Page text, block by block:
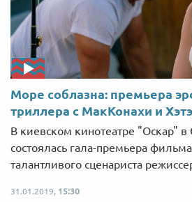
Море соблазна: премьера
триллера с МакКонахи и
В киевском кинотеатре "Оскар" в
состоялась гала-премьера
талантливого сценариста
31.01.2019, 15:30